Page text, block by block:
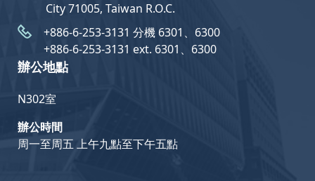
City 71005, Taiwan R.O.C.
+886-6-253-3131 分機 6301、6300
+886-6-253-3131 ext. 6301、6300
辦公地點
N302室
辦公時間
周一至周五 上午九點至下午五點